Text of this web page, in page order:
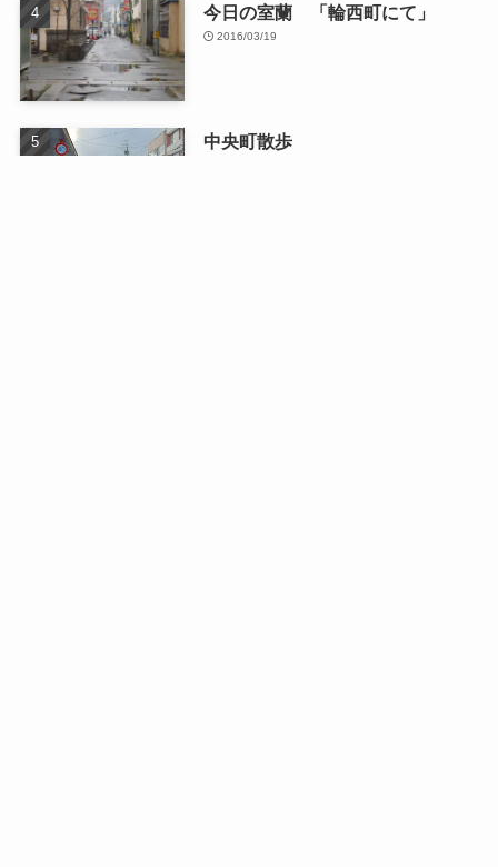
今日の室蘭 「輪西町にて」
2016/03/19
中央町散歩